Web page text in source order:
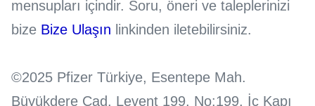
mensupları içindir. Soru, öneri ve taleplerinizi
bize Bize Ulaşın linkinden iletebilirsiniz.
©2025 Pfizer Türkiye, Esentepe Mah.
Büyükdere Cad. Levent 199, No:199, İç Kapı